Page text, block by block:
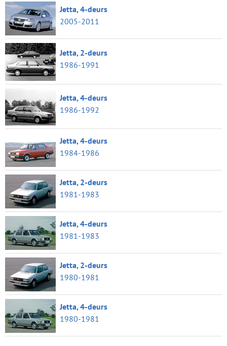
Jetta, 4-deurs
2005-2011
Jetta, 2-deurs
1986-1991
Jetta, 4-deurs
1986-1992
Jetta, 4-deurs
1984-1986
Jetta, 2-deurs
1981-1983
Jetta, 4-deurs
1981-1983
Jetta, 2-deurs
1980-1981
Jetta, 4-deurs
1980-1981